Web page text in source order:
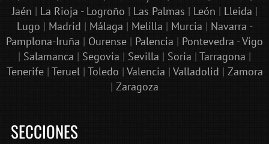
Jaén | La Rioja - Logroño | Las Palmas | León | Lleida |
Lugo | Madrid | Málaga | Melilla | Murcia | Navarra -
Pamplona-Iruña | Ourense | Palencia | Pontevedra - Vigo
| Salamanca | Segovia | Sevilla | Soria | Tarragona |
Tenerife| Teruel| Toledo | Valencia | Valladolid | Zamora
| Zaragoza
SECCIONES